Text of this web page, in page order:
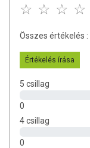
A napi biotin
Sérült bélflóra
A bőr, a haj
Száraz,
Magas
Összes értékelés :
Értékelés írása
5 csillag
0
4 csillag
0